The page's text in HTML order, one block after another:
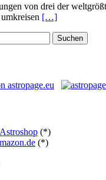
von drei der
[…]
(*)
(*)